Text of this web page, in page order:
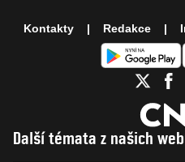
Další témata z našich
Kontakty Redakce